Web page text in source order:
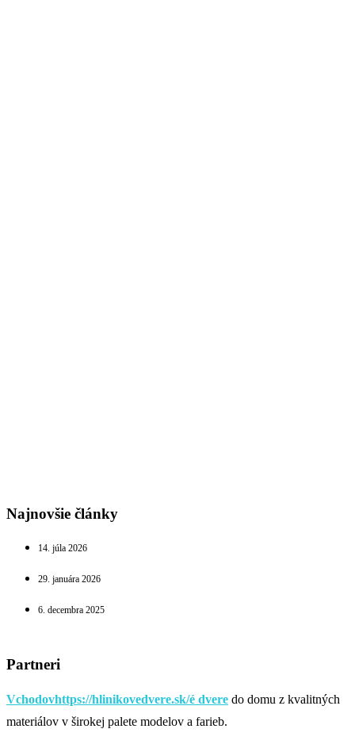
Najnovšie články
14. júla 2026
29. januára 2026
6. decembra 2025
Partneri
Vchodovhttps://hlinikovedvere.sk/é dvere do domu z kvalitných
materiálov v širokej palete modelov a farieb.